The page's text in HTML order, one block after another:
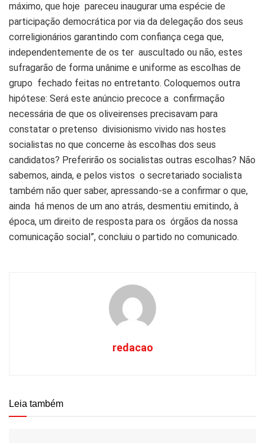
máximo, que hoje pareceu inaugurar uma espécie de
participação democrática por via da delegação dos seus
correligionários garantindo com confiança cega que,
independentemente de os ter auscultado ou não, estes
sufragarão de forma unânime e uniforme as escolhas de
grupo fechado feitas no entretanto. Coloquemos outra
hipótese: Será este anúncio precoce a confirmação
necessária de que os oliveirenses precisavam para
constatar o pretenso divisionismo vivido nas hostes
socialistas no que concerne às escolhas dos seus
candidatos? Preferirão os socialistas outras escolhas? Não
sabemos, ainda, e pelos vistos o secretariado socialista
também não quer saber, apressando-se a confirmar o que,
ainda há menos de um ano atrás, desmentiu emitindo, à
época, um direito de resposta para os órgãos da nossa
comunicação social”, concluiu o partido no comunicado.
redacao
Leia também